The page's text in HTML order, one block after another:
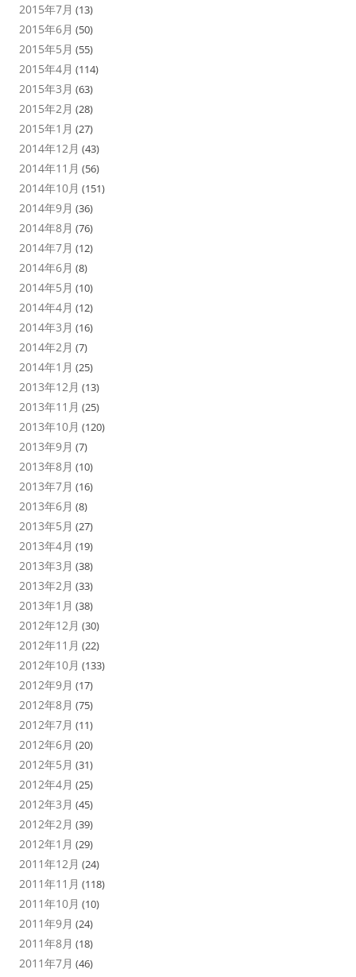
2015年7月 (13)
2015年6月 (50)
2015年5月 (55)
2015年4月 (114)
2015年3月 (63)
2015年2月 (28)
2015年1月 (27)
2014年12月 (43)
2014年11月 (56)
2014年10月 (151)
2014年9月 (36)
2014年8月 (76)
2014年7月 (12)
2014年6月 (8)
2014年5月 (10)
2014年4月 (12)
2014年3月 (16)
2014年2月 (7)
2014年1月 (25)
2013年12月 (13)
2013年11月 (25)
2013年10月 (120)
2013年9月 (7)
2013年8月 (10)
2013年7月 (16)
2013年6月 (8)
2013年5月 (27)
2013年4月 (19)
2013年3月 (38)
2013年2月 (33)
2013年1月 (38)
2012年12月 (30)
2012年11月 (22)
2012年10月 (133)
2012年9月 (17)
2012年8月 (75)
2012年7月 (11)
2012年6月 (20)
2012年5月 (31)
2012年4月 (25)
2012年3月 (45)
2012年2月 (39)
2012年1月 (29)
2011年12月 (24)
2011年11月 (118)
2011年10月 (10)
2011年9月 (24)
2011年8月 (18)
2011年7月 (46)